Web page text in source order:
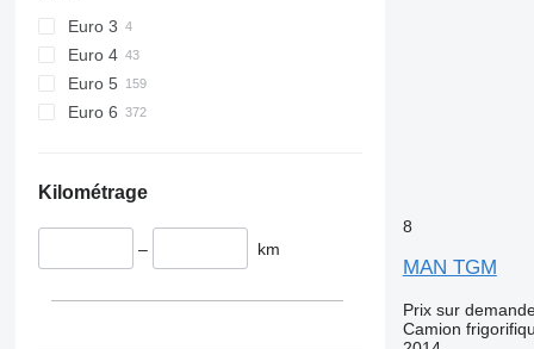
Euro 3
Euro 4
Euro 5
Euro 6
Kilométrage
– km
8
MAN TGM
Prix sur
Camion